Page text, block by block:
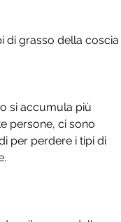
di grasso della coscia
si accumula più
persone, ci sono
per perdere i tipi di